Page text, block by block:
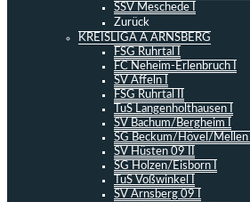
SSV Meschede I
Zurück
KREISLIGA A ARNSBERG
FSG Ruhrtal I
FC Neheim-Erlenbruch I
SV Affeln I
FSG Ruhrtal II
TuS Langenholthausen I
SV Bachum/Bergheim I
SG Beckum/Hövel/Mellen I
SV Hüsten 09 II
SG Holzen/Eisborn I
TuS Voßwinkel I
SV Arnsberg 09 I